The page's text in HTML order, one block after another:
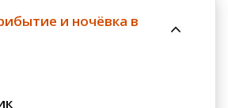
и ночёвка в